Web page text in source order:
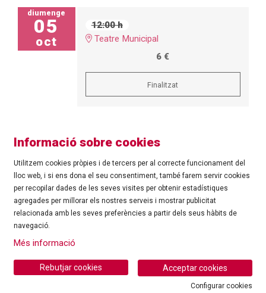
diumenge
05
oct
12:00 h
Teatre Municipal
6 €
Finalitzat
©Ajuntament de Roses| C/ Tarragona, 81 | 17480 ROSES
Tel.: 972 25 24 00 |cultura@roses.cat
Sitemap | Ús de Cookies
Informació sobre cookies
Utilitzem cookies pròpies i de tercers per al correcte funcionament del
lloc web, i si ens dona el seu consentiment, també farem servir cookies
per recopilar dades de les seves visites per obtenir estadístiques
agregades per millorar els nostres serveis i mostrar publicitat
relacionada amb les seves preferències a partir dels seus hàbits de
navegació.
Més informació
Acceptar cookies
Rebutjar cookies
Configurar cookies